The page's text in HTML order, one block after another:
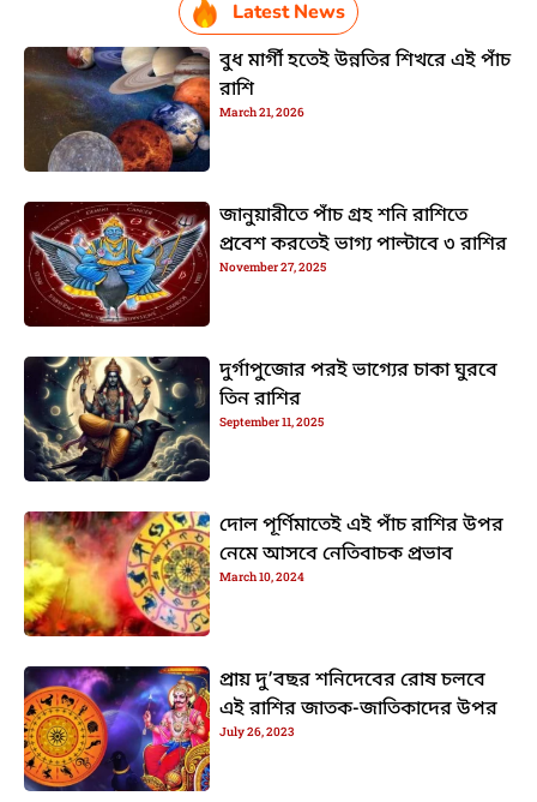
Latest News
বুধ মার্গী হতেই উন্নতির শিখরে এই পাঁচ
রাশি
March 21, 2026
জানুয়ারীতে পাঁচ গ্রহ শনি রাশিতে
প্রবেশ করতেই ভাগ্য পাল্টাবে ৩ রাশির
November 27, 2025
দুর্গাপুজোর পরই ভাগ্যের চাকা ঘুরবে
তিন রাশির
September 11, 2025
দোল পূর্ণিমাতেই এই পাঁচ রাশির উপর
নেমে আসবে নেতিবাচক প্রভাব
March 10, 2024
প্রায় দু’বছর শনিদেবের রোষ চলবে
এই রাশির জাতক-জাতিকাদের উপর
July 26, 2023